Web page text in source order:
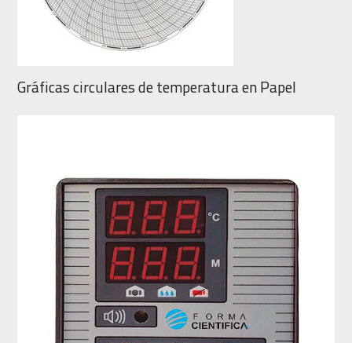
Gráficas circulares de temperatura en Papel